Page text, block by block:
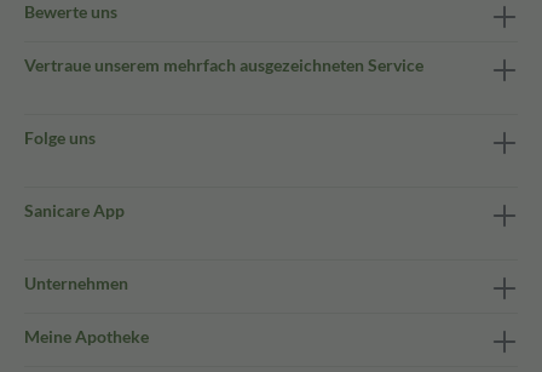
Bewerte uns
Vertraue unserem mehrfach ausgezeichneten Service
Folge uns
Sanicare App
Unternehmen
Meine Apotheke